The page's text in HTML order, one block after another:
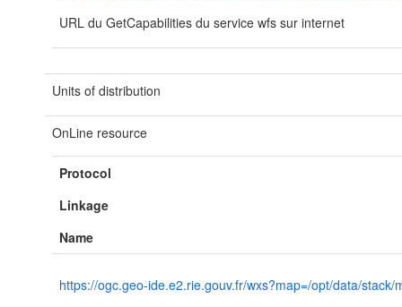
URL du GetCapabilities du service wfs sur internet
Units of distribution
OnLine resource
Protocol
Linkage
Name
https://ogc.geo-ide.e2.rie.gouv.fr/wxs?map=/opt/data/